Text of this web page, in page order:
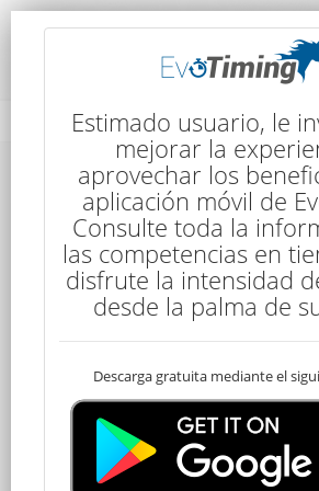
Detalles de la Competencia
Detalles de la Competencia
CEN Senior
80 kms
3 Etapas
Estimado usuario, le
mejorar la
aprovechar los
aplicación móvil de
Consulte toda la
las competencias en
disfrute la intensidad
desde la palma de
Descarga gratuita mediante el